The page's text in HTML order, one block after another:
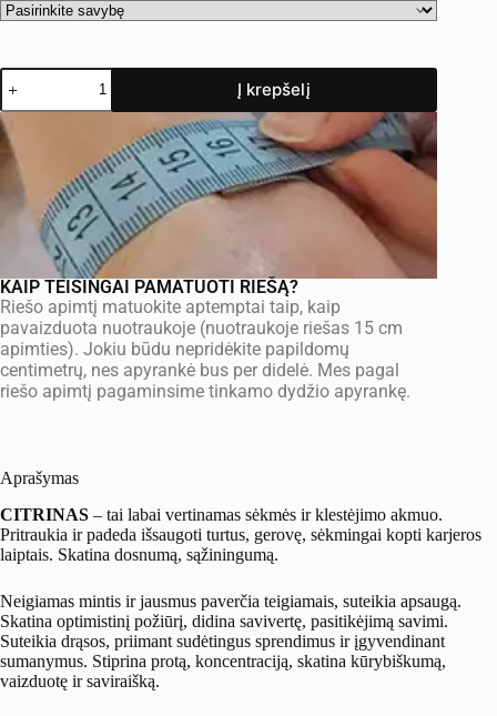
Į krepšelį
KAIP TEISINGAI PAMATUOTI RIEŠĄ?
Riešo apimtį matuokite aptemptai taip, kaip
pavaizduota nuotraukoje (nuotraukoje riešas 15 cm
apimties). Jokiu būdu nepridėkite papildomų
centimetrų, nes apyrankė bus per didelė. Mes pagal
riešo apimtį pagaminsime tinkamo dydžio apyrankę.
Aprašymas
CITRINAS – tai labai vertinamas sėkmės ir klestėjimo akmuo.
Pritraukia ir padeda išsaugoti turtus, gerovę, sėkmingai kopti karjeros
laiptais. Skatina dosnumą, sąžiningumą.
Neigiamas mintis ir jausmus paverčia teigiamais, suteikia apsaugą.
Skatina optimistinį požiūrį, didina savivertę, pasitikėjimą savimi.
Suteikia drąsos, priimant sudėtingus sprendimus ir įgyvendinant
sumanymus. Stiprina protą, koncentraciją, skatina kūrybiškumą,
vaizduotę ir saviraišką.